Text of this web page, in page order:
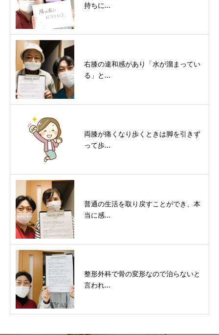
持ちに...
右膝の違和感があり「水が溜まってい
る」と...
両膝が痛くなり歩くときは脚を引きず
って歩...
普通の生活を取り戻すことができ、本
当に感...
整形外科で骨の変形なので治らないと
言われ...